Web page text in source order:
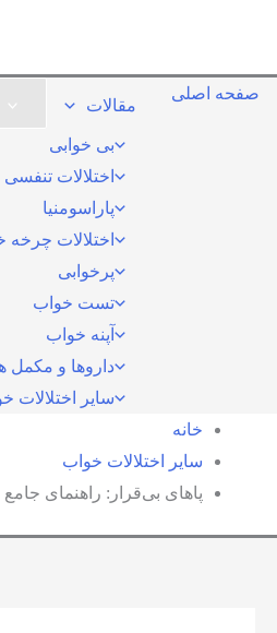
صفحه اصلی
مقالات
بی خوابی
اختلالات
پاراسومنیا
اختلالات چرخه
پرخوابی
تست خواب
آپنه خواب
داروها و مکمل
سایر اختلالات
خانه
سایر اختلالات خواب
پاهای بی‌قرار: راهنمای